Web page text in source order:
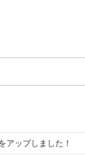
アップしました！